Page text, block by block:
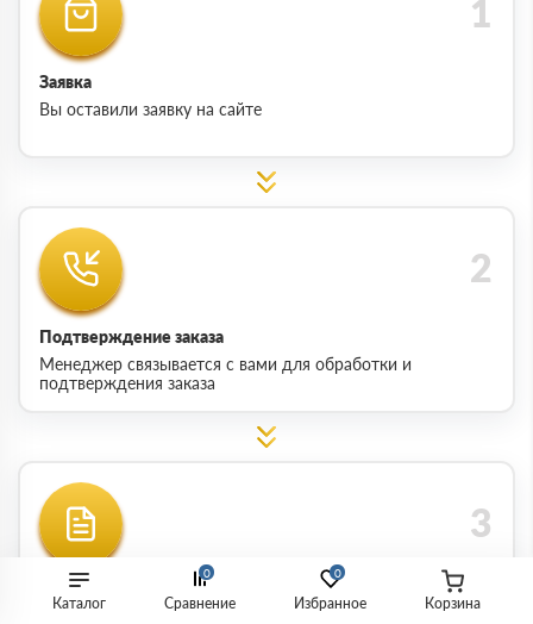
Каталог
0
Избранное
0
Сравнение Корзина
Заявка
Вы оставили заявку на сайте
Подтверждение заказа
Менеджер связывается с вами для обработки и
подтверждения заказа
Согласование сроков